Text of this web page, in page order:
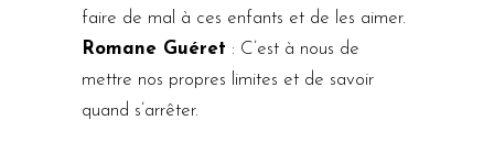
faire de mal à ces enfants et de les aimer.
Romane Guéret : C’est à nous de
mettre nos propres limites et de savoir
quand s’arrêter.